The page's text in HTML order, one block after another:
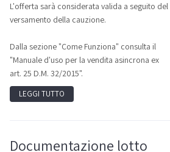
L'offerta sarà considerata valida a seguito del
versamento della cauzione.
Dalla sezione "Come Funziona" consulta il
"Manuale d'uso per la vendita asincrona ex
art. 25 D.M. 32/2015".
LEGGI TUTTO
Documentazione lotto